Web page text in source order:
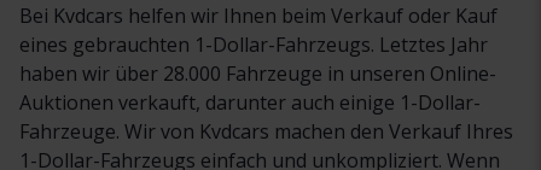
Bei Kvdcars helfen wir Ihnen beim Verkauf oder Kauf
eines gebrauchten 1-Dollar-Fahrzeugs. Letztes Jahr
haben wir über 28.000 Fahrzeuge in unseren Online-
Auktionen verkauft, darunter auch einige 1-Dollar-
Fahrzeuge. Wir von Kvdcars machen den Verkauf Ihres
1-Dollar-Fahrzeugs einfach und unkompliziert. Wenn